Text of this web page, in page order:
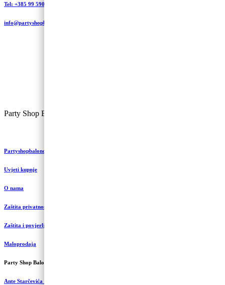
Tel: +385 99 590 2450
info@partyshopbaloncic.hr
Party Shop Balončić, obrt ©
Partyshopbaloncic.hr
Uvjeti kupnje
O nama
Zaštita privatnosti i kolačići
Zaštita i povjerljivost podataka
Maloprodaja
Party Shop Balončić, obrt
Ante Starčevića 5A, Koprivnica